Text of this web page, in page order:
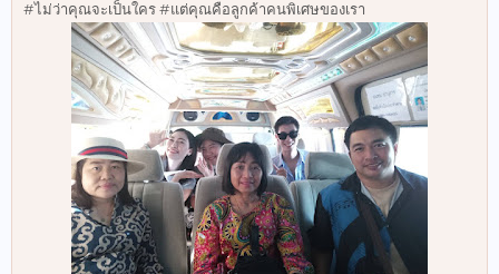
#ไม่ว่าคุณจะเป็นใคร #แต่คุณคือลูกค้าคนพิเศษของเรา